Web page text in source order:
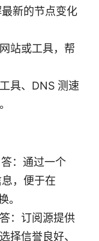
新的节点变化
站或工具，帮
具、DNS 测速
：通过一个
，便于在
。
：订阅源提供
择信誉良好、